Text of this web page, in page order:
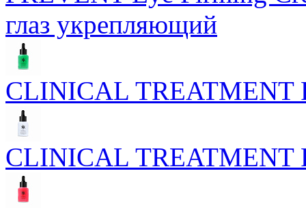
глаз укрепляющий
CLINICAL TREATMENT
CLINICAL TREATMENT